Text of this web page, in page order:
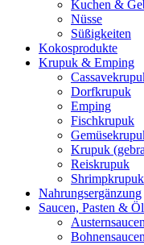
Kuchen &
Nüsse
Süßigkeiten
Kokosprodukte
Krupuk & Emping
Dorfkrupuk
Emping
Fischkrupuk
Krupuk
Reiskrupuk
Shrimpkrupuk
Nahrungsergänzung
Saucen, Pasten &
Austernsaucen
Bohnensaucen